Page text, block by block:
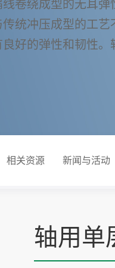
卷绕成型的无耳
统冲压成型的工
好的弹性和韧性
相关资源 新闻与活动
轴用单